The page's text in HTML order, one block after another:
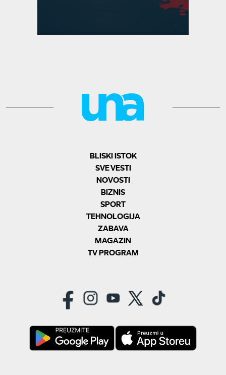
BLISKI ISTOK
SVE VESTI
NOVOSTI
BIZNIS
SPORT
TEHNOLOGIJA
ZABAVA
MAGAZIN
TV PROGRAM